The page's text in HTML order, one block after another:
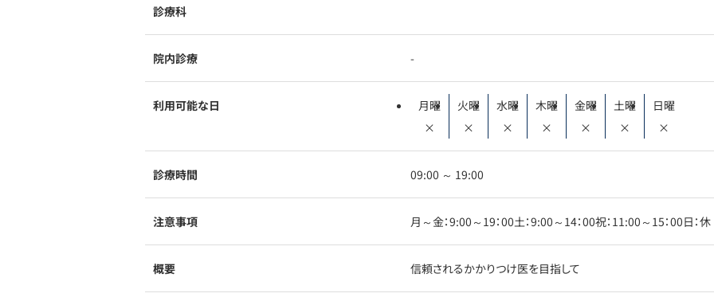
診療科
院内診療 -
利用可能な日
月曜
×
火曜
×
水曜
×
木曜
×
金曜
×
土曜
×
日曜
×
診療時間 09:00 ～ 19:00
注意事項 月～金：9:00～19：00土：9:00～14：00祝：11:00～15：00日：休
概要 信頼されるかかりつけ医を目指して